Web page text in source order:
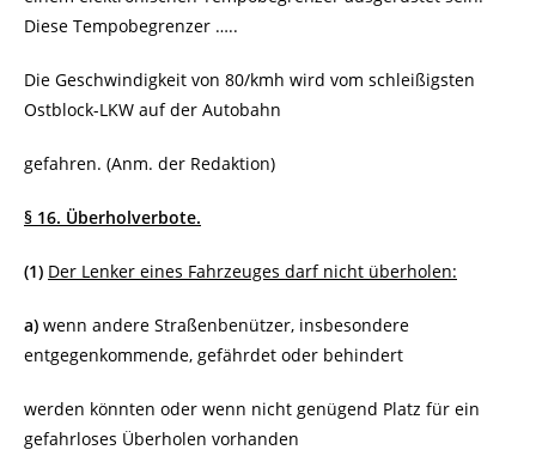
Diese Tempobegrenzer …..
Die Geschwindigkeit von 80/kmh wird vom schleißigsten
Ostblock-LKW auf der Autobahn
gefahren. (Anm. der Redaktion)
§ 16. Überholverbote.
(1) Der Lenker eines Fahrzeuges darf nicht überholen:
a) wenn andere Straßenbenützer, insbesondere
entgegenkommende, gefährdet oder behindert
werden könnten oder wenn nicht genügend Platz für ein
gefahrloses Überholen vorhanden